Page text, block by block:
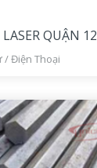
QUẬN 12
/Điện Thoại